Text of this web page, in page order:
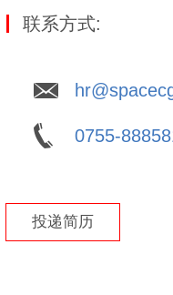
联系方式:
0755-
投递简历